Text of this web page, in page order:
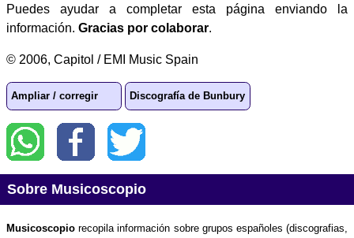
Puedes ayudar a completar esta página enviando la
información. Gracias por colaborar.
© 2006, Capitol / EMI Music Spain
Ampliar / corregir Discografía de Bunbury
Sobre Musicoscopio
Musicoscopio recopila información sobre grupos españoles (discografias,